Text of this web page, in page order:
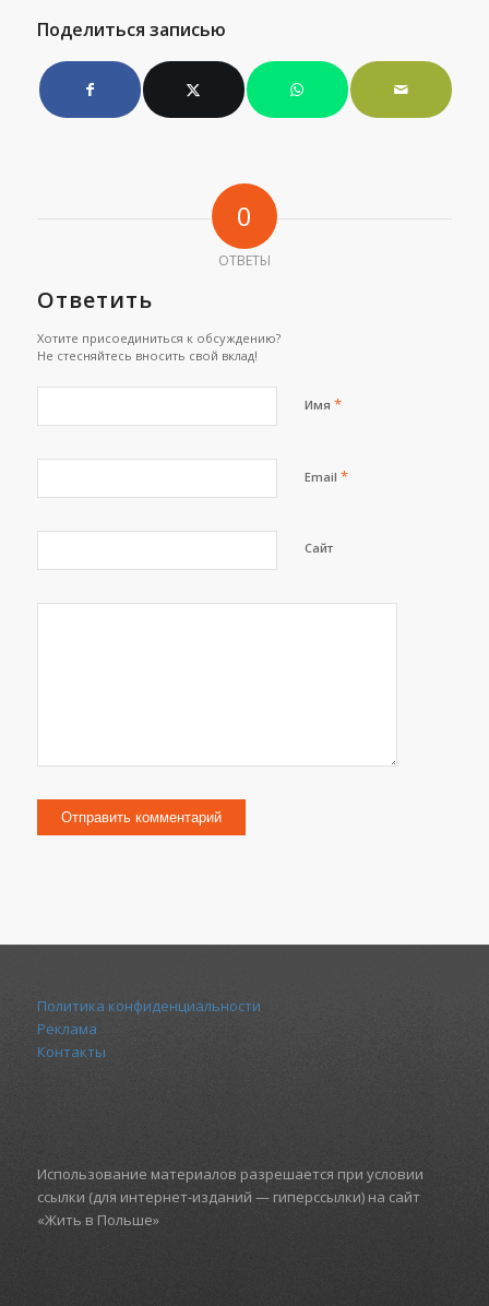
Поделиться записью
0
ОТВЕТЫ
Ответить
Хотите присоединиться к обсуждению?
Не стесняйтесь вносить свой вклад!
Имя *
Email *
Сайт
Политика конфиденциальности
Реклама
Контакты
Использование материалов разрешается при условии
ссылки (для интернет-изданий — гиперссылки) на сайт
«Жить в Польше»